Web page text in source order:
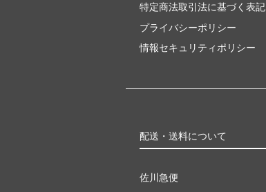
特定商法取引法に基づく表記
プライバシーポリシー
情報セキュリティポリシー
配送・送料について
佐川急便